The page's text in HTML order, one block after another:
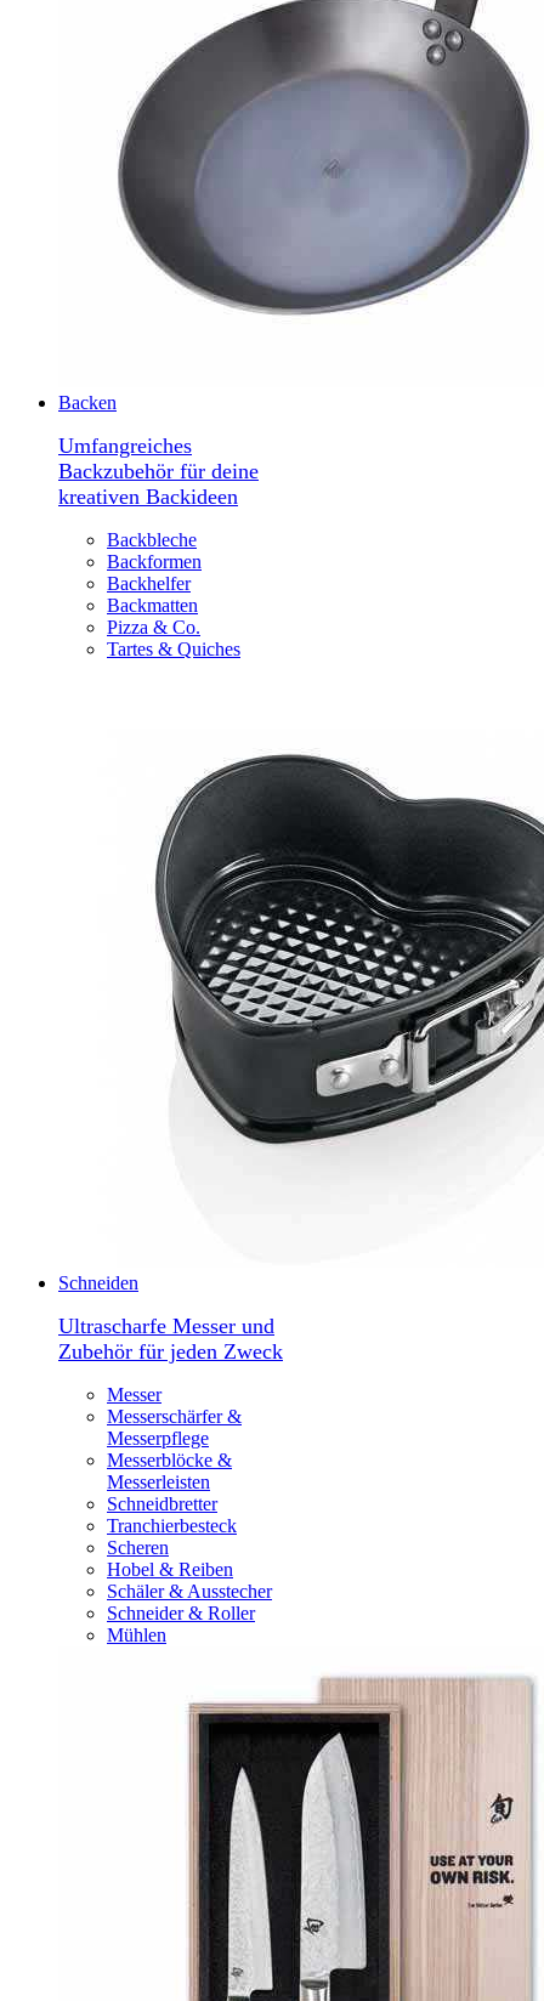
Backen
Umfangreiches
Backzubehör für deine
kreativen Backideen
Backbleche
Backformen
Backhelfer
Backmatten
Pizza & Co.
Tartes & Quiches
Schneiden
Ultrascharfe Messer und
Zubehör für jeden Zweck
Messer
Messerschärfer &
Messerpflege
Messerblöcke &
Messerleisten
Schneidbretter
Tranchierbesteck
Scheren
Hobel & Reiben
Schäler & Ausstecher
Schneider & Roller
Mühlen